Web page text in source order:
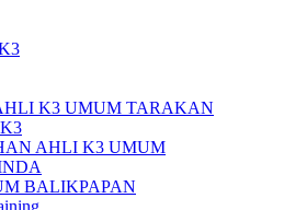
K3 UMUM TARAKAN
AHLI K3 UMUM
BALIKPAPAN